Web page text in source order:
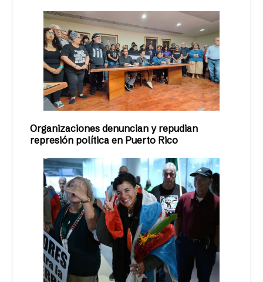
Organizaciones denuncian y repudian
represión política en Puerto Rico